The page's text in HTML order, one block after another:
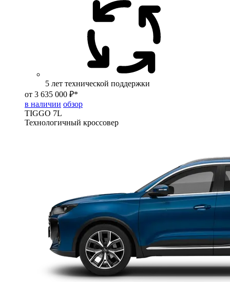
5 лет технической поддержки
от 3 635 000 ₽*
в наличии обзор
TIGGO 7L
Технологичный кроссовер